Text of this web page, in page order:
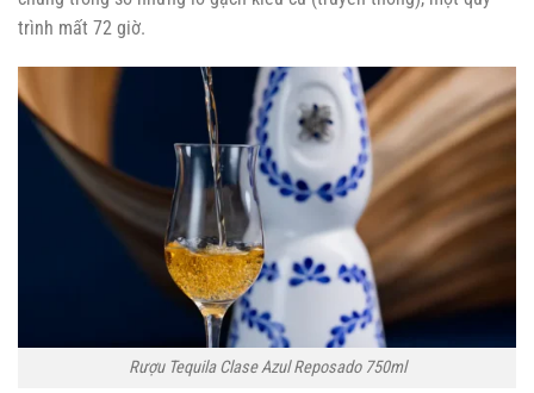
trình mất 72 giờ.
Rượu Tequila Clase Azul Reposado 750ml